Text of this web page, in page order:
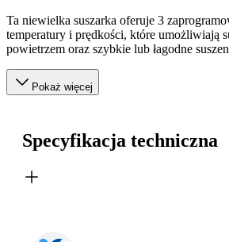
Ta niewielka suszarka oferuje 3
temperatury i prędkości, które umożliwiają
powietrzem oraz szybkie lub łagodne
Pokaż więcej
Specyfikacja techniczna